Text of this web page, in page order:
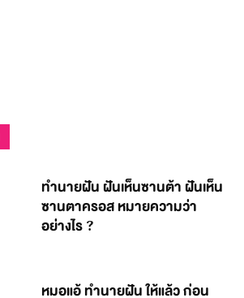
ทำนายฝัน ฝันเห็นซานต้า ฝันเห็น
ซานตาครอส หมายความว่า
อย่างไร ?
หมอแอ้ ทำนายฝัน ให้แล้ว ก่อน